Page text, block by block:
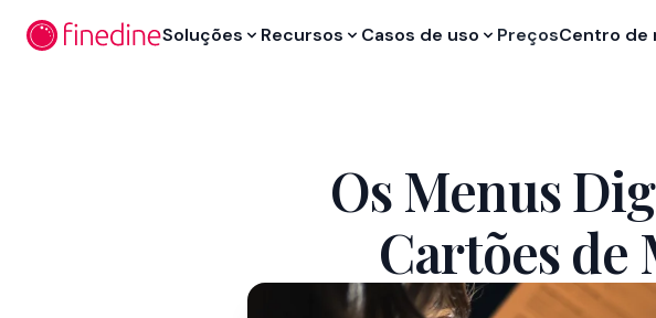
Soluções
Recursos Casos de uso PreçosCentro de
Os Menus
Cartões de